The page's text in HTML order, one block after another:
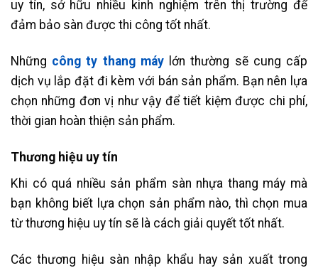
uy tín, sở hữu nhiều kinh nghiệm trên thị trường để
đảm bảo sàn được thi công tốt nhất.
Những công ty thang máylớn thường sẽ cung cấp
dịch vụ lắp đặt đi kèm với bán sản phẩm. Bạn nên lựa
chọn những đơn vị như vậy để tiết kiệm được chi phí,
thời gian hoàn thiện sản phẩm.
Thương hiệu uy tín
Khi có quá nhiều sản phẩm sàn nhựa thang máy mà
bạn không biết lựa chọn sản phẩm nào, thì chọn mua
từ thương hiệu uy tín sẽ là cách giải quyết tốt nhất.
Các thương hiệu sàn nhập khẩu hay sản xuất trong